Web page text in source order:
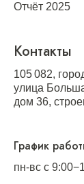
Отчёт 2025
Контакты
105 082,
улица
дом 36,
График
пн-вс с